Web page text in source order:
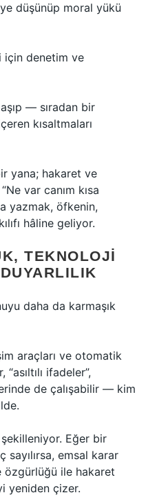
düşünüp moral yükü
için denetim ve
— sıradan bir
kısaltmaları
yana; hakaret ve
var canım kısa
yazmak, öfkenin,
hâline geliyor.
TEKNOLOJI
daha da karmaşık
araçları ve otomatik
ifadeler”,
de çalışabilir — kim
Eğer bir
sayılırsa, emsal karar
özgürlüğü ile hakaret
yeniden çizer.